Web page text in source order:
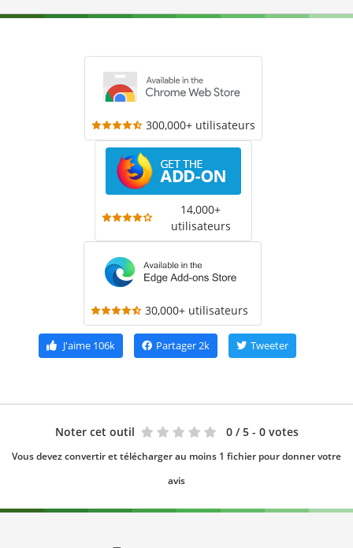
300,000+ utilisateurs
14,000+
utilisateurs
30,000+ utilisateurs
J'aime106k Partager 2k Tweeter
Noter cet outil 0 / 5 - 0 votes
Vous devez convertir et télécharger au moins 1 fichier pour donner votre
avis